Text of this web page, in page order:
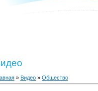
» Видео » Общество